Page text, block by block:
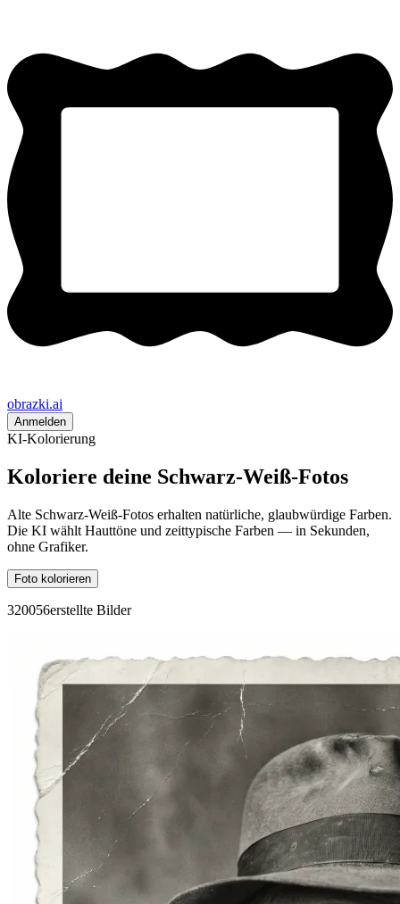
obrazki.ai
Anmelden
KI-Kolorierung
Koloriere deine Schwarz-Weiß-Fotos
Alte Schwarz-Weiß-Fotos erhalten natürliche, glaubwürdige Farben.
Die KI wählt Hauttöne und zeittypische Farben — in Sekunden,
ohne Grafiker.
Foto kolorieren
320056erstellte Bilder